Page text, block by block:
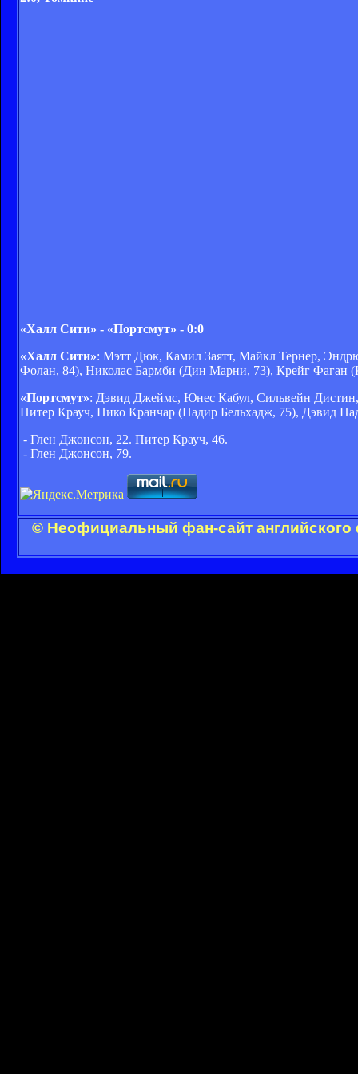
«Халл Сити» - «Портсмут» - 0:0
«Халл Сити»: Мэтт Дюк, Камил Заятт, Майкл Тернер,
Фолан, 84), Николас Бармби (Дин Марни, 73), Крейг Фаган
«Портсмут»: Дэвид Джеймс, Юнес Кабул, Сильвейн
Питер Крауч, Нико Кранчар (Надир Бельхадж, 75), Дэвид
- Глен Джонсон, 22. Питер Крауч, 46.
- Глен Джонсон, 79.
© Неофициальный фан-сайт английского